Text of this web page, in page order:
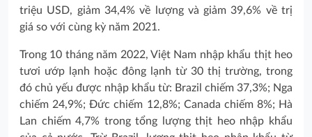
triệu USD, giảm 34,4% về lượng và giảm 39,6% về trị
giá so với cùng kỳ năm 2021.
Trong 10 tháng năm 2022, Việt Nam nhập khẩu thịt heo
tươi ướp lạnh hoặc đông lạnh từ 30 thị trường, trong
đó chủ yếu được nhập khẩu từ: Brazil chiếm 37,3%; Nga
chiếm 24,9%; Đức chiếm 12,8%; Canada chiếm 8%; Hà
Lan chiếm 4,7% trong tổng lượng thịt heo nhập khẩu